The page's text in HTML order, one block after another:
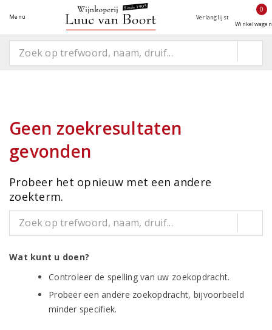
Menu Verlanglijst
0
Winkelwagen
Geen zoekresultaten
gevonden
Probeer het opnieuw met een andere
zoekterm.
Wat kunt u doen?
Controleer de spelling van uw zoekopdracht.
Probeer een andere zoekopdracht, bijvoorbeeld
minder specifiek.